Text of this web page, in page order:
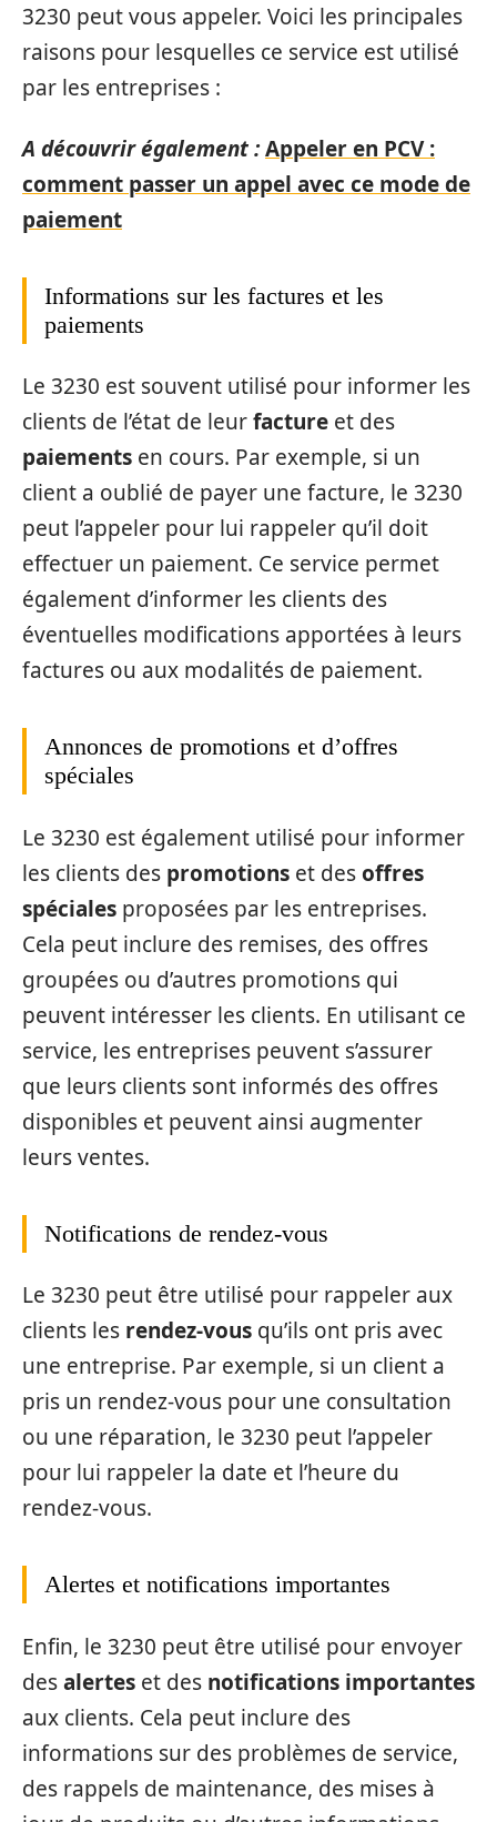
3230 peut vous appeler. Voici les principales
raisons pour lesquelles ce service est utilisé
par les entreprises :
A découvrir également :Appeler en PCV :
comment passer un appel avec ce mode de
paiement
Informations sur les factures et les
paiements
Le 3230 est souvent utilisé pour informer les
clients de l’état de leurfacture et des
paiements en cours. Par exemple, si un
client a oublié de payer une facture, le 3230
peut l’appeler pour lui rappeler qu’il doit
effectuer un paiement. Ce service permet
également d’informer les clients des
éventuelles modifications apportées à leurs
factures ou aux modalités de paiement.
Annonces de promotions et d’offres
spéciales
Le 3230 est également utilisé pour informer
les clients des promotions et desoffres
spéciales proposées par les entreprises.
Cela peut inclure des remises, des offres
groupées ou d’autres promotions qui
peuvent intéresser les clients. En utilisant ce
service, les entreprises peuvent s’assurer
que leurs clients sont informés des offres
disponibles et peuvent ainsi augmenter
leurs ventes.
Notifications de rendez-vous
Le 3230 peut être utilisé pour rappeler aux
clients les rendez-vous qu’ils ont pris avec
une entreprise. Par exemple, si un client a
pris un rendez-vous pour une consultation
ou une réparation, le 3230 peut l’appeler
pour lui rappeler la date et l’heure du
rendez-vous.
Alertes et notifications importantes
Enfin, le 3230 peut être utilisé pour envoyer
desalertes et des notifications importantes
aux clients. Cela peut inclure des
informations sur des problèmes de service,
des rappels de maintenance, des mises à